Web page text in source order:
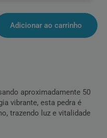
Adicionar ao carrinho
aproximadamente 50
vibrante, esta pedra é
trazendo luz e vitalidade